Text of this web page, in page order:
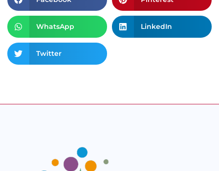
WhatsApp LinkedIn
Twitter